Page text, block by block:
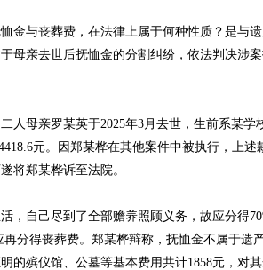
与丧葬费，在法律上属于何种性质？是与遗
母亲去世后抚恤金的分割纠纷，依法判决涉
母亲罗某英于2025年3月去世，生前系某学
元。因郑某桦在其他案件中被执行，上
将郑某桦诉至法院。
自己尽到了全部赡养照顾义务，故应分得
分得丧葬费。郑某桦辩称，抚恤金不属于遗
的殡仪馆、公墓等基本费用共计1858元，对其